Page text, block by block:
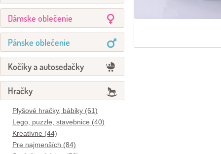
Dámske oblečenie
Pánske oblečenie
Kočíky a autosedačky
Hračky
Plyšové hračky, bábiky (61)
Lego, puzzle, stavebnice (40)
Kreatívne (44)
Pre najmenších (84)